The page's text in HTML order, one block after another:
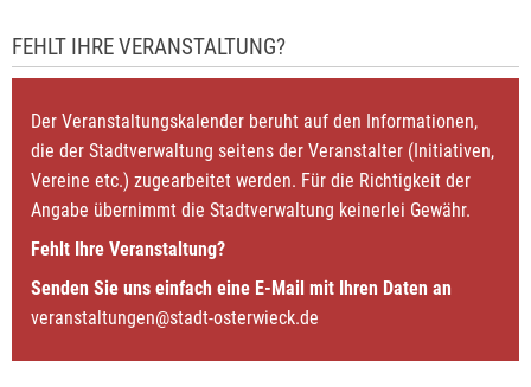
FEHLT IHRE VERANSTALTUNG?
Der Veranstaltungskalender beruht auf den Informationen,
die der Stadtverwaltung seitens der Veranstalter (Initiativen,
Vereine etc.) zugearbeitet werden. Für die Richtigkeit der
Angabe übernimmt die Stadtverwaltung keinerlei Gewähr.
Fehlt Ihre Veranstaltung?
Senden Sie uns einfach eine E-Mail mit Ihren Daten an
veranstaltungen@stadt-osterwieck.de